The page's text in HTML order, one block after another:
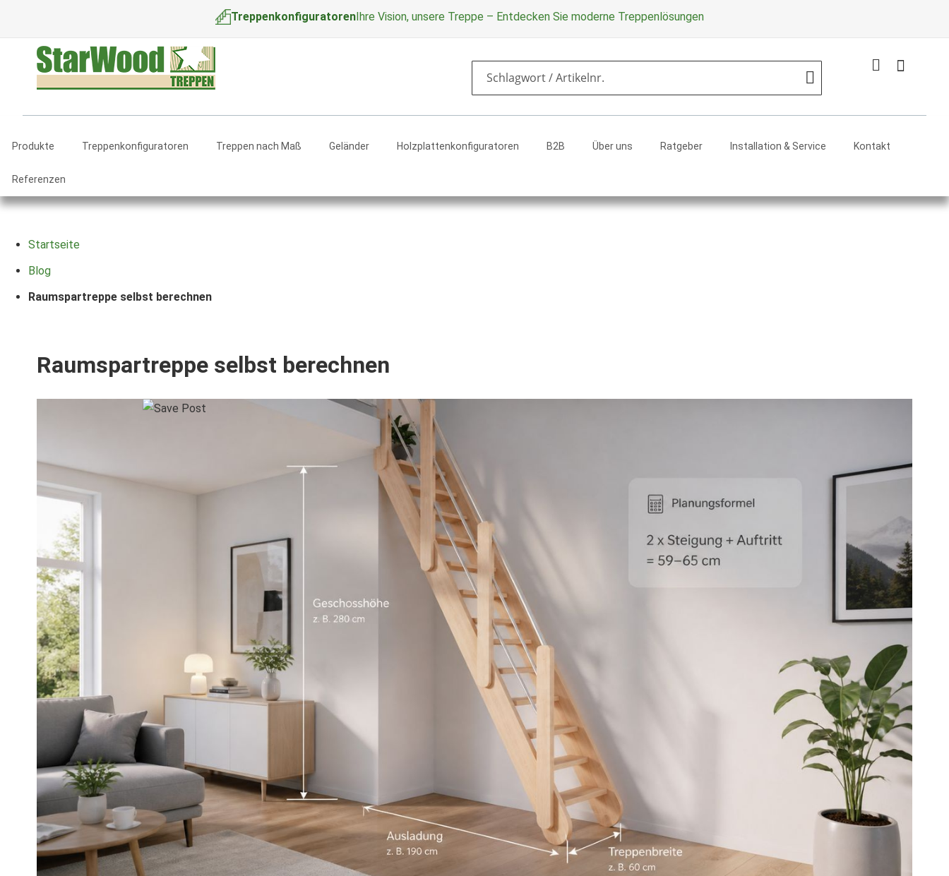
TreppenkonfiguratorenIhre Vision, unsere Treppe – Entdecken Sie moderne Treppenlösungen
Mein
Produkte Treppenkonfiguratoren Treppen nach Maß Geländer Holzplattenkonfiguratoren B2B Über uns Ratgeber Installation & Service Kontakt
Referenzen
Startseite
Blog
Raumspartreppe selbst berechnen
Raumspartreppe selbst berechnen